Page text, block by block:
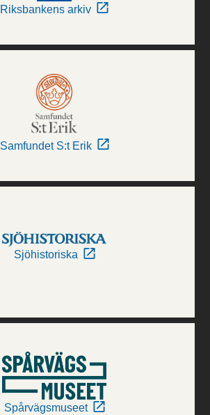
Riksbankens arkiv
Samfundet S:t Erik
Sjöhistoriska
Spårvägsmuseet